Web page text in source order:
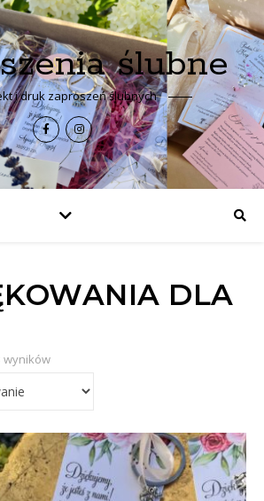
ślubne
i druk zaproszeń ślubnych
DLA
wyników